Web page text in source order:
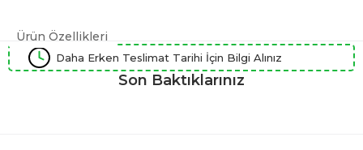
Ürün Özellikleri
Daha Erken Teslimat Tarihi İçin Bilgi Alınız
Son Baktıklarınız